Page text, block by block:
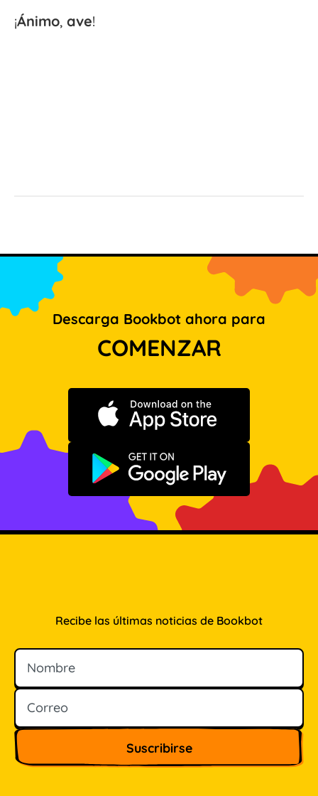
¡Ánimo, ave!
Descarga Bookbot ahora para
COMENZAR
Descargar en App Store
Disponible en Google Play
Recibe las últimas noticias de Bookbot
Nombre
Correo